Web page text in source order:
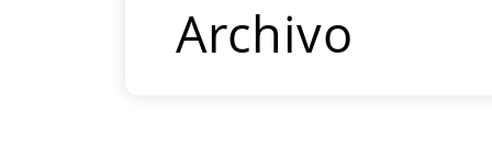
Archivo